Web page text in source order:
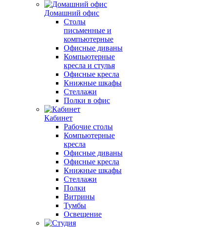
Домашний офис
Столы
письменные и
компьютерные
Офисные диваны
Компьютерные
кресла и стулья
Офисные кресла
Книжные шкафы
Стеллажи
Полки в офис
Кабинет
Рабочие столы
Компьютерные
кресла
Офисные диваны
Офисные кресла
Книжные шкафы
Стеллажи
Полки
Витрины
Тумбы
Освещение